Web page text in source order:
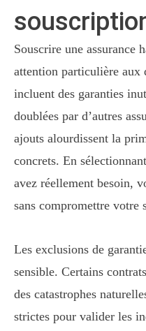
Souscrire une assurance
attention particulière aux
incluent des garanties
doublées par d’autres
ajouts alourdissent la
concrets. En
avez réellement besoin,
sans compromettre votre
Les exclusions de
sensible. Certains
des catastrophes
strictes pour valider les